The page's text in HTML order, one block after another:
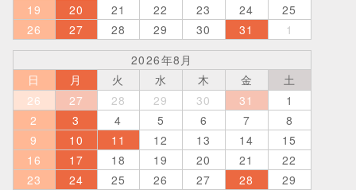
19
20 21 22 23 24
25
26
27 28 29 30 31
1
2026年8月
日
月 火 水 木 金
土
26
27 28 29 30 31
1
2
3 4 5 6 7
8
9
10 11 12 13 14
15
16
17 18 19 20 21
22
23
24 25 26 27 28
29